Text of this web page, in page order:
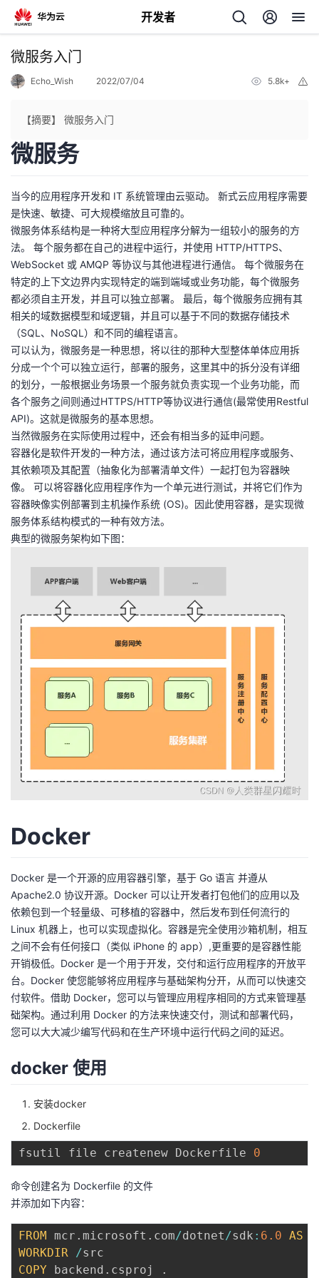
开发者
返
人
主
页
我
的
开
发
者
我
博
客
的
论
坛
我
的
圈
我
的
我
动
关
的
开
发
者
学
我
课
程
的
认
证
我
的
实
验
我
的
收
藏
我
的
Programs
我
的
支
持
术
支
持
云
声
建
议
微服务入门
Echo_Wish 2022/07/04 5.8k+
【摘要】 微服务入门
微服务
当今的应用程序开发和 IT 系统管理由云驱动。 新式云应用程序需要
是快速、敏捷、可大规模缩放且可靠的。
微服务体系结构是一种将大型应用程序分解为一组较小的服务的方
法。 每个服务都在自己的进程中运行，并使用 HTTP/HTTPS、
WebSocket 或 AMQP 等协议与其他进程进行通信。 每个微服务在
特定的上下文边界内实现特定的端到端域或业务功能，每个微服务
都必须自主开发，并且可以独立部署。 最后，每个微服务应拥有其
相关的域数据模型和域逻辑，并且可以基于不同的数据存储技术
（SQL、NoSQL）和不同的编程语言。
可以认为，微服务是一种思想，将以往的那种大型整体单体应用拆
分成一个个可以独立运行，部署的服务，这里其中的拆分没有详细
的划分，一般根据业务场景一个服务就负责实现一个业务功能，而
各个服务之间则通过HTTPS/HTTP等协议进行通信(最常使用Restful
API)。这就是微服务的基本思想。
当然微服务在实际使用过程中，还会有相当多的延申问题。
容器化是软件开发的一种方法，通过该方法可将应用程序或服务、
其依赖项及其配置（抽象化为部署清单文件）一起打包为容器映
像。 可以将容器化应用程序作为一个单元进行测试，并将它们作为
容器映像实例部署到主机操作系统 (OS)。因此使用容器，是实现微
服务体系结构模式的一种有效方法。
典型的微服务架构如下图：
Docker
Docker 是一个开源的应用容器引擎，基于 Go 语言 并遵从
Apache2.0 协议开源。Docker 可以让开发者打包他们的应用以及
依赖包到一个轻量级、可移植的容器中，然后发布到任何流行的
Linux 机器上，也可以实现虚拟化。容器是完全使用沙箱机制，相互
之间不会有任何接口（类似 iPhone 的 app）,更重要的是容器性能
开销极低。Docker 是一个用于开发，交付和运行应用程序的开放平
台。Docker 使您能够将应用程序与基础架构分开，从而可以快速交
付软件。借助 Docker，您可以与管理应用程序相同的方式来管理基
础架构。通过利用 Docker 的方法来快速交付，测试和部署代码，
您可以大大减少编写代码和在生产环境中运行代码之间的延迟。
docker 使用
安装docker
Dockerfile
fsutil file createnew Dockerfile 0
命令创建名为 Dockerfile 的文件
并添加如下内容：
FROM mcr . microsoft . com/dotnet/sdk : 6.0 AS
WORKDIR /
COPY backend . csproj .